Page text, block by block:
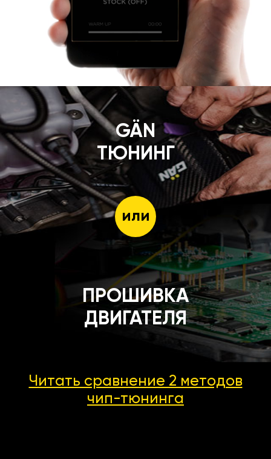
GÄN
ТЮНИНГ
или
ПРОШИВКА
ДВИГАТЕЛЯ
Читать сравнение 2 методов
чип-тюнинга